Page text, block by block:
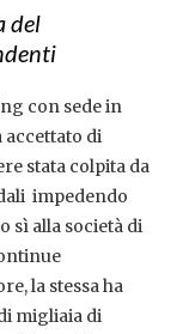
del
con sede in
accettato di
stata colpita da
impedendo
sì alla società di
la stessa ha
migliaia di